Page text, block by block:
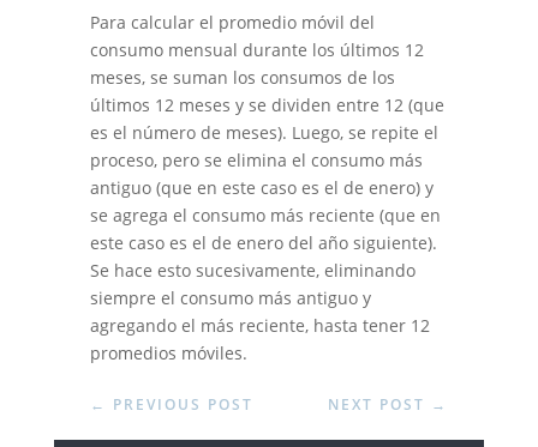
Para calcular el promedio móvil del
consumo mensual durante los últimos 12
meses, se suman los consumos de los
últimos 12 meses y se dividen entre 12 (que
es el número de meses). Luego, se repite el
proceso, pero se elimina el consumo más
antiguo (que en este caso es el de enero) y
se agrega el consumo más reciente (que en
este caso es el de enero del año siguiente).
Se hace esto sucesivamente, eliminando
siempre el consumo más antiguo y
agregando el más reciente, hasta tener 12
promedios móviles.
← PREVIOUS POST NEXT POST →